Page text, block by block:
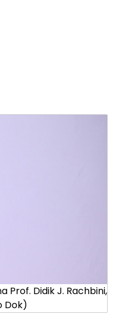
Prof. Didik J. Rachbini,
Dok)